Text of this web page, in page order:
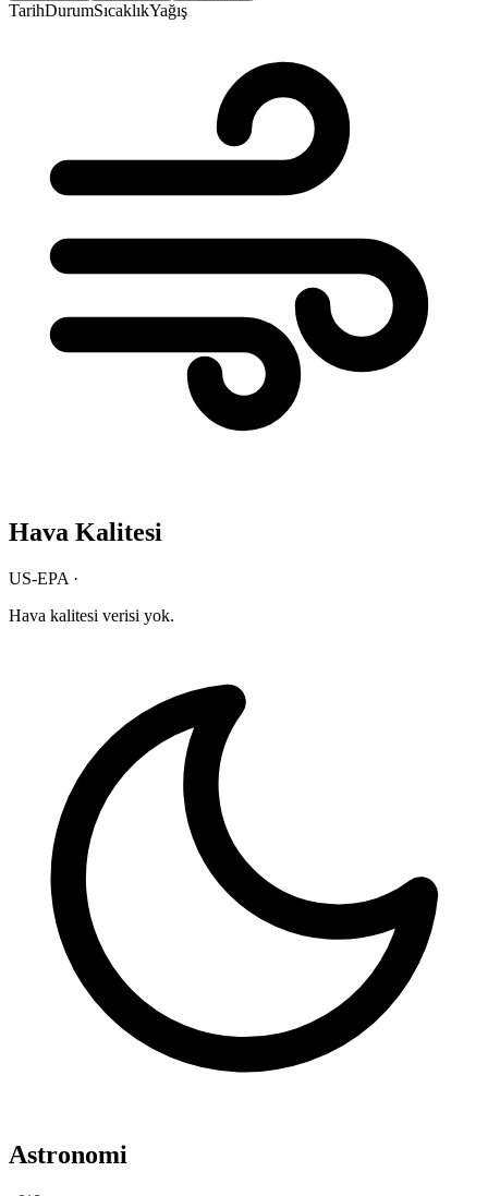
TarihDurumSıcaklıkYağış
Hava Kalitesi
US-EPA ·
Hava kalitesi verisi yok.
Astronomi